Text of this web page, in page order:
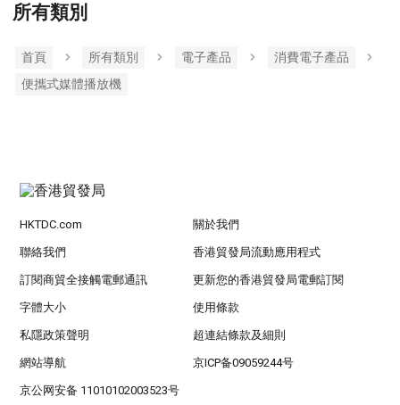
所有類別
首頁 所有類別 電子產品
消費電子產品
便攜式媒體播放機
HKTDC.com 關於我們
聯絡我們 香港貿發局流動應用程式
訂閱商貿全接觸電郵通訊 更新您的香港貿發局電郵訂閱
字體大小 使用條款
私隱政策聲明 超連結條款及細則
網站導航 京ICP备09059244号
京公网安备 11010102003523号